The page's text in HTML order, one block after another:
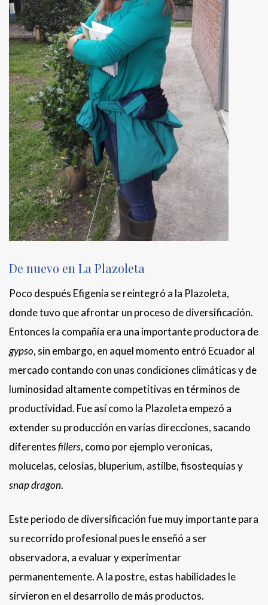
De nuevo en La Plazoleta
Poco después Efigenia se reintegró a la Plazoleta,
donde tuvo que afrontar un proceso de diversificación.
Entonces la compañía era una importante productora de
gypso, sin embargo, en aquel momento entró Ecuador al
mercado contando con unas condiciones climáticas y de
luminosidad altamente competitivas en términos de
productividad. Fue así como la Plazoleta empezó a
extender su producción en varias direcciones, sacando
diferentesfillers, como por ejemplo veronicas,
molucelas, celosías, bluperium, astilbe, fisostequias y
snap dragon.
Este periodo de diversificación fue muy importante para
su recorrido profesional pues le enseñó a ser
observadora, a evaluar y experimentar
permanentemente. A la postre, estas habilidades le
sirvieron en el desarrollo de más productos.